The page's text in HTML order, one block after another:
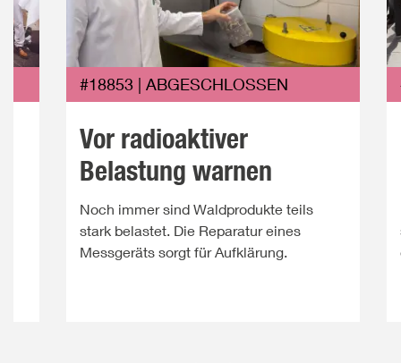
#18853 | ABGESCHLOSSEN
Vor radioaktiver
Belastung warnen
Noch immer sind Waldprodukte teils
stark belastet. Die Reparatur eines
Messgeräts sorgt für Aufklärung.